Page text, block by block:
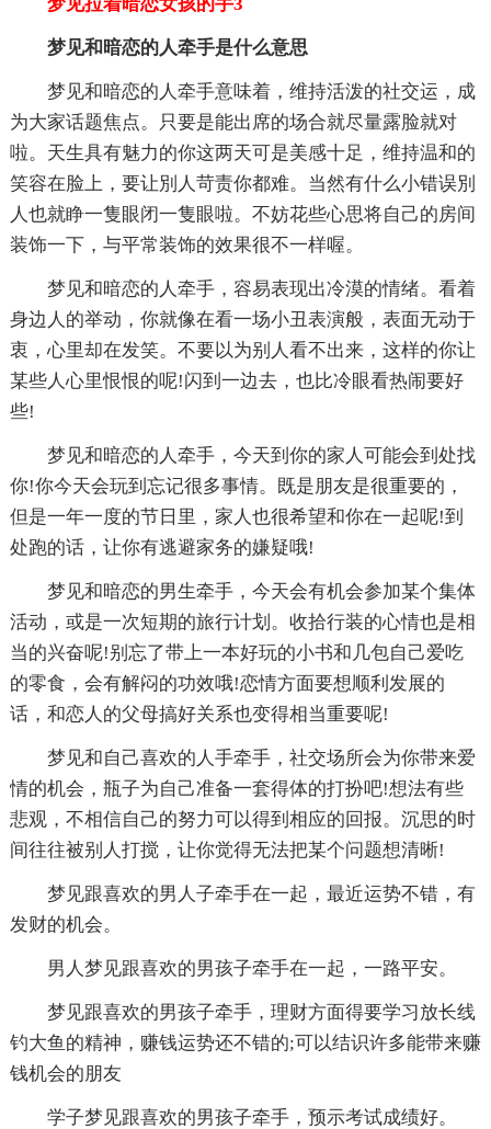
梦见和暗恋的人牵手是什么意思
梦见和暗恋的人牵手意味着，维持活泼的社交运，成
为大家话题焦点。只要是能出席的场合就尽量露脸就对
啦。天生具有魅力的你这两天可是美感十足，维持温和的
笑容在脸上，要让別人苛责你都难。当然有什么小错误別
人也就睁一隻眼闭一隻眼啦。不妨花些心思将自己的房间
装饰一下，与平常装饰的效果很不一样喔。
梦见和暗恋的人牵手，容易表现出冷漠的情绪。看着
身边人的举动，你就像在看一场小丑表演般，表面无动于
衷，心里却在发笑。不要以为别人看不出来，这样的你让
某些人心里恨恨的呢!闪到一边去，也比冷眼看热闹要好
些!
梦见和暗恋的人牵手，今天到你的家人可能会到处找
你!你今天会玩到忘记很多事情。既是朋友是很重要的，
但是一年一度的节日里，家人也很希望和你在一起呢!到
处跑的话，让你有逃避家务的嫌疑哦!
梦见和暗恋的男生牵手，今天会有机会参加某个集体
活动，或是一次短期的旅行计划。收拾行装的心情也是相
当的兴奋呢!别忘了带上一本好玩的小书和几包自己爱吃
的零食，会有解闷的功效哦!恋情方面要想顺利发展的
话，和恋人的父母搞好关系也变得相当重要呢!
梦见和自己喜欢的人手牵手，社交场所会为你带来爱
情的机会，瓶子为自己准备一套得体的打扮吧!想法有些
悲观，不相信自己的努力可以得到相应的回报。沉思的时
间往往被别人打搅，让你觉得无法把某个问题想清晰!
梦见跟喜欢的男人子牵手在一起，最近运势不错，有
发财的机会。
男人梦见跟喜欢的男孩子牵手在一起，一路平安。
梦见跟喜欢的男孩子牵手，理财方面得要学习放长线
钓大鱼的精神，赚钱运势还不错的;可以结识许多能带来赚
钱机会的朋友
学子梦见跟喜欢的男孩子牵手，预示考试成绩好。